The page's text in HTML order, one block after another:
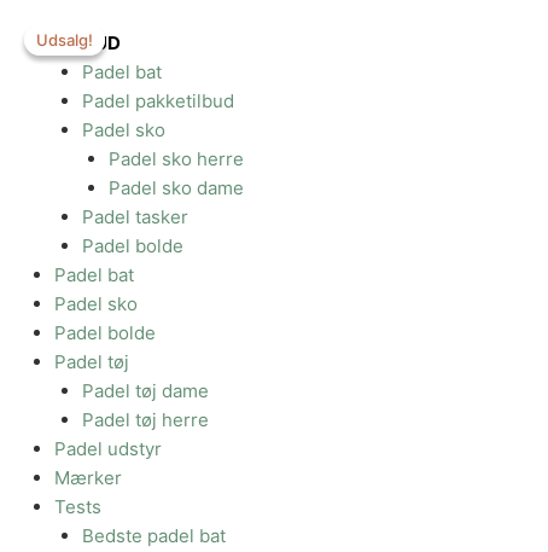
indholdet
TILBUD
Padel bat
Padel pakketilbud
Padel sko
Padel sko herre
Padel sko dame
Padel tasker
Padel bolde
Padel bat
Padel sko
Padel bolde
Padel tøj
Padel tøj dame
Padel tøj herre
Padel udstyr
Mærker
Tests
Bedste padel bat
Udsalg!
Udsalg!